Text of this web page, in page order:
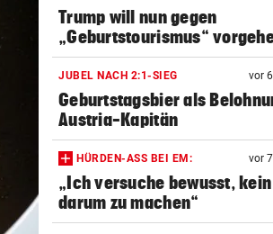
Trump will nun gegen
„Geburtstourismus“
JUBEL NACH 2:1-SIEG vor
Geburtstagsbier als
Austria-Kapitän
HÜRDEN-ASS BEI EM: vor
„Ich versuche bewusst,
darum zu machen“